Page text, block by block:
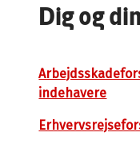
Dig og
indehavere